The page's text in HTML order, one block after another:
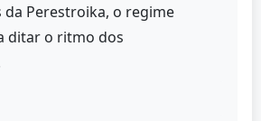
Perestroika, o regime
ditar o ritmo dos